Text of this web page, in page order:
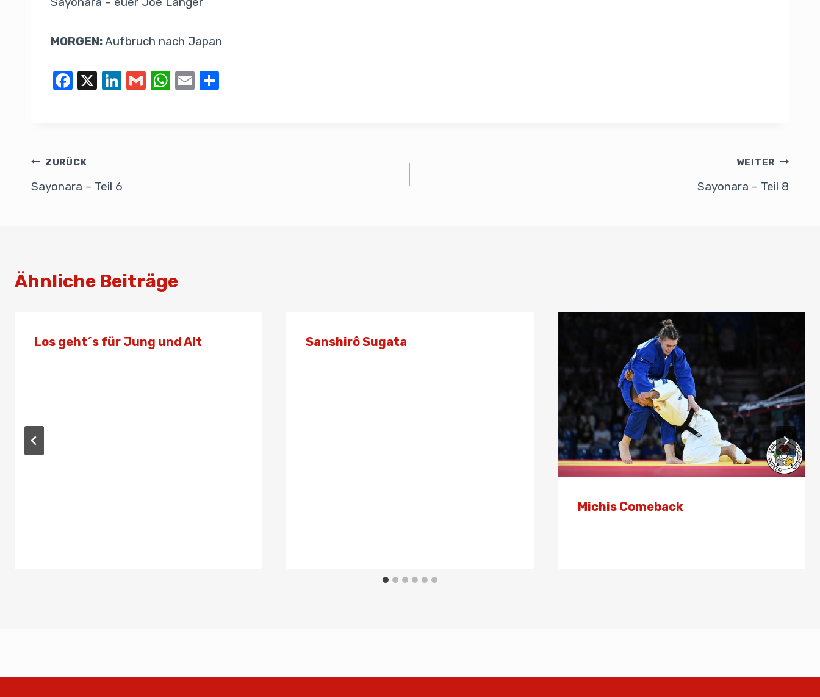
MORGEN:Aufbruch nach Japan
F
b
o
o
X
Li
G
W E
ZURÜCK
Sayonara – Teil 6
WEITER
Sayonara – Teil 8
Ähnliche Beiträge
Los geht´s für Jung und Alt Sanshirô Sugata
Michis Comeback